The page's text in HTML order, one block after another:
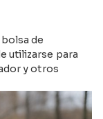
bolsa de
utilizarse para
y otros